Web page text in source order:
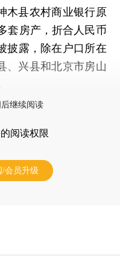
县农村商业银行原
套房产，折合人民币
披露，除在户口所在
、兴县和北京市房山
继续阅读
阅读权限
/会员升级